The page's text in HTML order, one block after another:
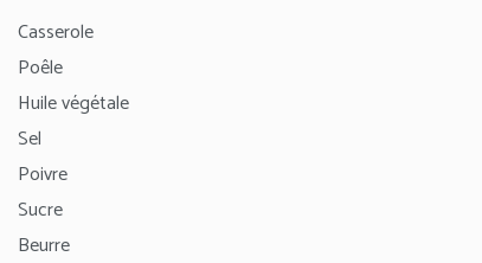
Casserole
Poêle
Huile végétale
Sel
Poivre
Sucre
Beurre